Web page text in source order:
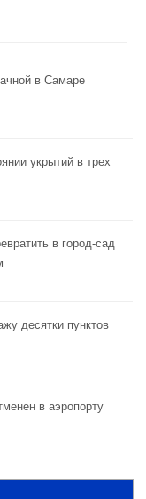
в Самаре
укрытий в трех
в город-сад
десятки пунктов
в аэропорту